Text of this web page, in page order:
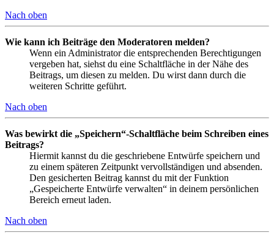
Nach oben
Wie kann ich Beiträge den Moderatoren melden?
Wenn ein Administrator die entsprechenden Berechtigungen
vergeben hat, siehst du eine Schaltfläche in der Nähe des
Beitrags, um diesen zu melden. Du wirst dann durch die
weiteren Schritte geführt.
Nach oben
Was bewirkt die „Speichern“-Schaltfläche beim Schreiben eines
Beitrags?
Hiermit kannst du die geschriebene Entwürfe speichern und
zu einem späteren Zeitpunkt vervollständigen und absenden.
Den gesicherten Beitrag kannst du mit der Funktion
„Gespeicherte Entwürfe verwalten“ in deinem persönlichen
Bereich erneut laden.
Nach oben